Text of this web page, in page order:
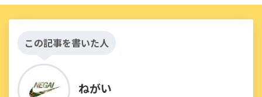
この記事を書いた人
ねがい